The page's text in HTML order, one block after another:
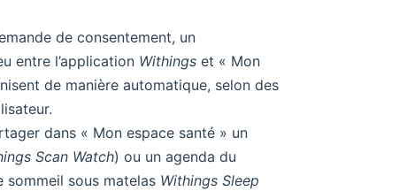
de consentement, un
entre l’application Withingset « Mon
de manière automatique, selon des
dans « Mon espace santé » un
Scan Watch) ou un agenda du
sous matelas Withings Sleep